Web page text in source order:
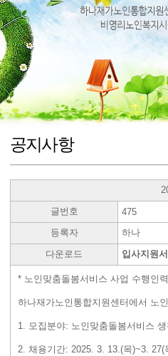
공지사항
글번호
475
등록자
하나
다운로드
입사지원
* 노인맞춤돌봄서비스 사업 수행인
하나재가노인통합지원센터에서 노
1. 모집분야: 노인맞춤돌봄서비스
2. 채용기간: 2025. 3. 13.(목)~3.